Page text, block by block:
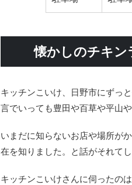
懐かしのチキン
キッチンこいけ、日野市にずっ
言でいっても豊田や百草や平山
いまだに知らないお店や場所が
在を知りました。と話がそれてし
キッチンこいけさんに伺ったの